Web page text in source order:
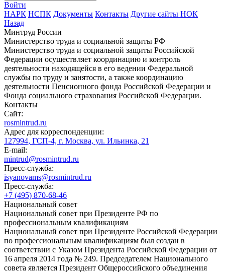
Войти
НАРК НСПК Документы Контакты Другие сайты НОК
Назад
Минтруд России
Министерство труда и социальной защиты РФ
Министерство труда и социальной защиты Российской
Федерации осуществляет координацию и контроль
деятельности находящейся в его ведении Федеральной
службы по труду и занятости, а также координацию
деятельности Пенсионного фонда Российской Федерации и
Фонда социального страхования Российской Федерации.
Контакты
Сайт:
rosmintrud.ru
Адрес для корреспонденции:
127994, ГСП-4, г. Москва, ул. Ильинка, 21
E-mail:
mintrud@rosmintrud.ru
Пресс-служба:
isyanovams@rosmintrud.ru
Пресс-служба:
+7 (495) 870-68-46
Национальный совет
Национальный совет при Президенте РФ по
профессиональным квалификациям
Национальный совет при Президенте Российской Федерации
по профессиональным квалификациям был создан в
соответствии с Указом Президента Российской Федерации от
16 апреля 2014 года № 249. Председателем Национального
совета является Президент Общероссийского объединения